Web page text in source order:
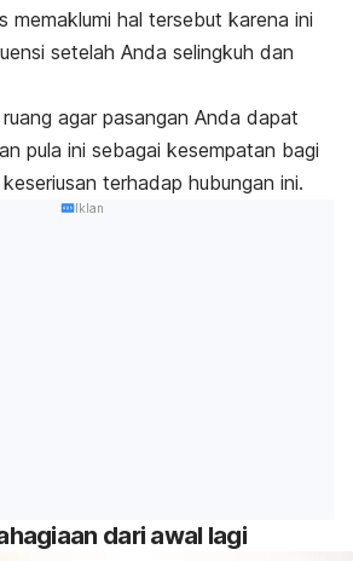
memaklumi hal tersebut karena ini
setelah Anda selingkuh dan
agar pasangan Anda dapat
pula ini sebagai kesempatan bagi
terhadap hubungan ini.
Iklan
dari awal lagi